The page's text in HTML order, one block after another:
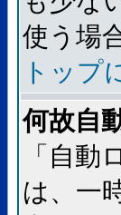
使う場
トップ
何故自
「自
は、一